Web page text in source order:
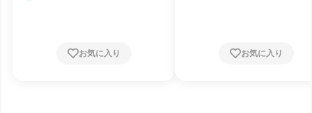
お気に入り お気に入り